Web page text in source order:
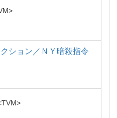
ション／ＮＹ暗殺指令
TVM